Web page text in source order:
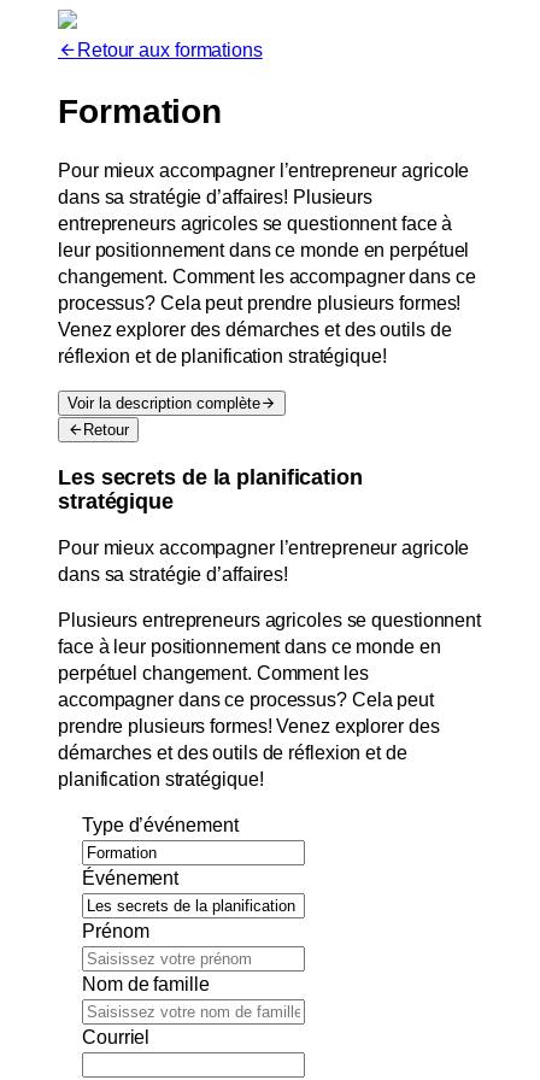
Retour aux formations
Formation
Pour mieux accompagner l’entrepreneur agricole
dans sa stratégie d’affaires! Plusieurs
entrepreneurs agricoles se questionnent face à
leur positionnement dans ce monde en perpétuel
changement. Comment les accompagner dans ce
processus? Cela peut prendre plusieurs formes!
Venez explorer des démarches et des outils de
réflexion et de planification stratégique!
Voir la description complète
Retour
Les secrets de la planification
stratégique
Pour mieux accompagner l’entrepreneur agricole
dans sa stratégie d’affaires!
Plusieurs entrepreneurs agricoles se questionnent
face à leur positionnement dans ce monde en
perpétuel changement. Comment les
accompagner dans ce processus? Cela peut
prendre plusieurs formes! Venez explorer des
démarches et des outils de réflexion et de
planification stratégique!
Type d’événement
Événement
Prénom
Nom de famille
Courriel